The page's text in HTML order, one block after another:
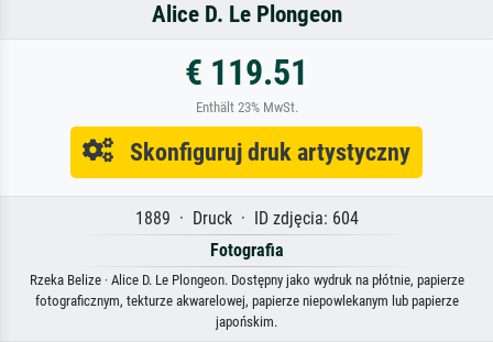
Alice D. Le Plongeon
€ 119.51
Enthält 23% MwSt.
Skonfiguruj druk artystyczny
1889 · Druck · ID zdjęcia: 604
Fotografia
Rzeka Belize · Alice D. Le Plongeon. Dostępny jako wydruk na płótnie, papierze
fotograficznym, tekturze akwarelowej, papierze niepowlekanym lub papierze
japońskim.